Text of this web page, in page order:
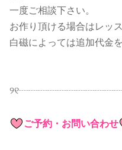
一度ご相談下さい。
お作り頂ける場合はレッ
白磁によっては追加代金
ご予約・お問い合わせ